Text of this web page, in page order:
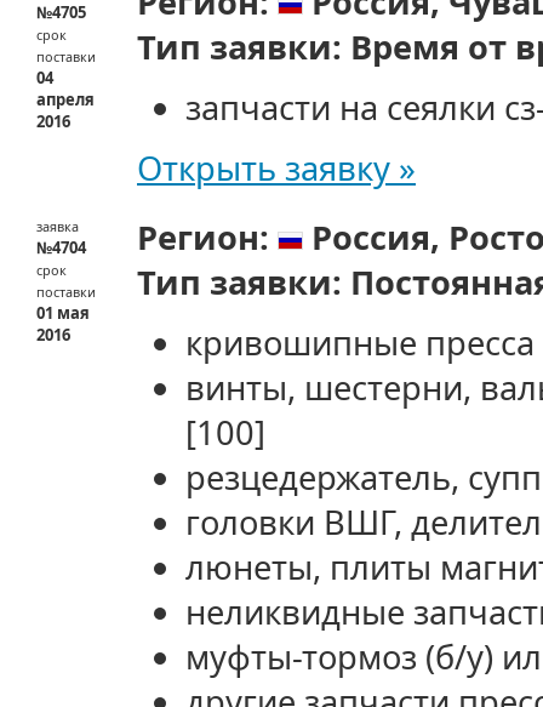
№4705
срок
поставки
04
апреля
2016
Тип заявки: Время от
запчасти на сеялки
Открыть заявку »
заявка
№4704
срок
поставки
01 мая
2016
Регион: Россия,
Тип заявки:
кривошипные пресса
винты, шестерни,
[100]
резцедержатель,
головки ВШГ,
люнеты, плиты
неликвидные
муфты-тормоз (б/у)